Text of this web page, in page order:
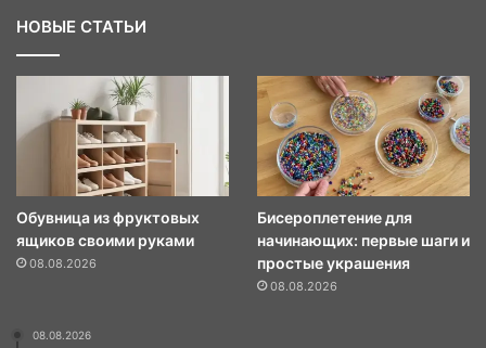
НОВЫЕ СТАТЬИ
Обувница из фруктовых
ящиков своими руками
08.08.2026
Бисероплетение для
начинающих: первые шаги и
простые украшения
08.08.2026
08.08.2026